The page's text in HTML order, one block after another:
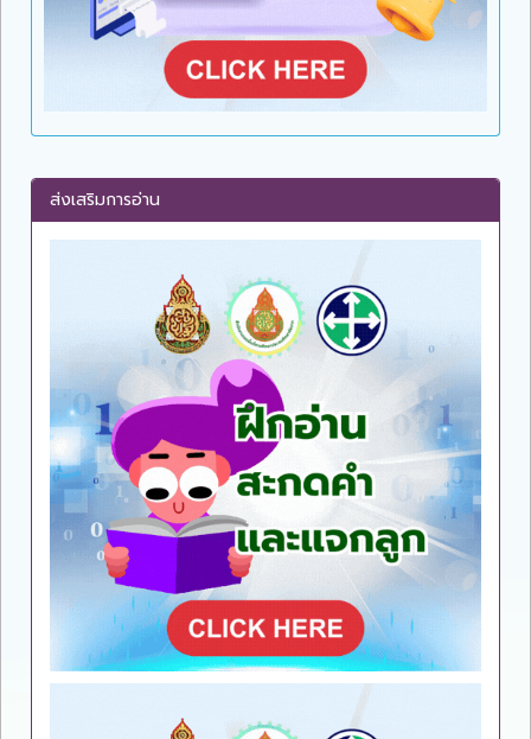
ส่งเสริมการอ่าน